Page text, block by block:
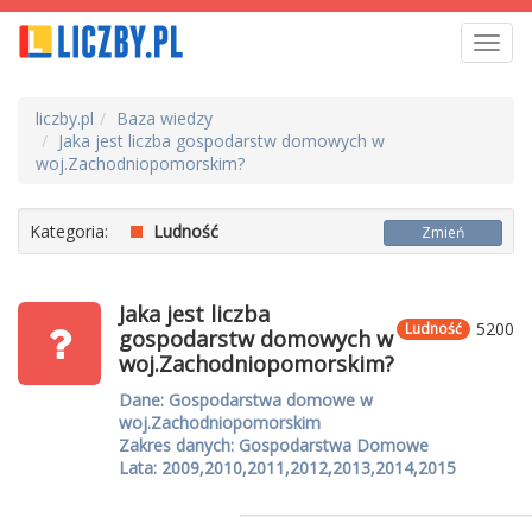
liczby.pl
Baza wiedzy
Jaka jest liczba gospodarstw domowych w
woj.Zachodniopomorskim?
Kategoria: Ludność Zmień
5200
Ludność
Jaka jest liczba
gospodarstw domowych w
woj.Zachodniopomorskim?
Dane: Gospodarstwa domowe w
woj.Zachodniopomorskim
Zakres danych: Gospodarstwa Domowe
Lata: 2009,2010,2011,2012,2013,2014,2015